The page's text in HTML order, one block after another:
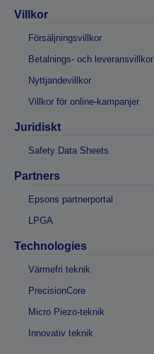
Villkor
Försäljningsvillkor
Betalnings- och leveransvillkor
Nyttjandevillkor
Villkor för online-kampanjer
Juridiskt
Safety Data Sheets
Partners
Epsons partnerportal
LPGA
Technologies
Värmefri teknik
PrecisionCore
Micro Piezo-teknik
Innovativ teknik